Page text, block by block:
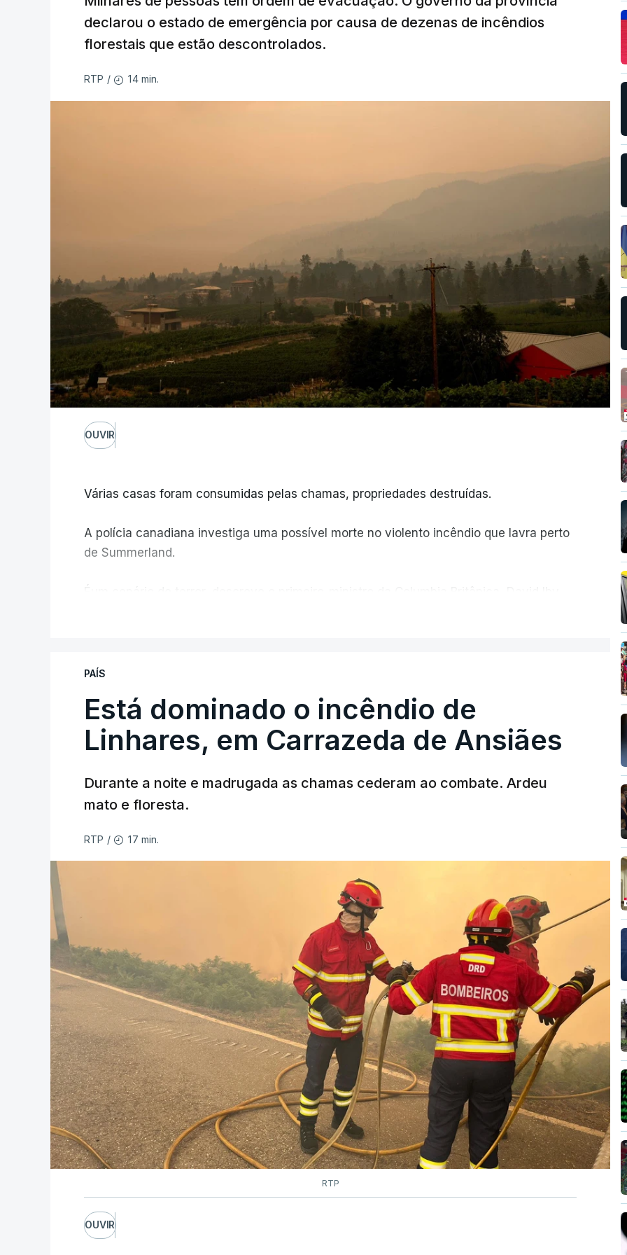
declarou o estado de emergência por causa de dezenas de incêndios
florestais que estão descontrolados.
RTP / 14 min.
OUVIR
Várias casas foram consumidas pelas chamas, propriedades destruídas.
A polícia canadiana investiga uma possível morte no violento incêndio que lavra perto
de Summerland.
ERRO
ERROR ON HTML5 MEDIA ELEMENT
ESTE CONTEÚDO ESTÁ NESTE MOMENTO INDISPONÍVEL
As autoridades canadianas estimam que vai levar dias ou semanas para controlar o
fogo. Mais de dois mil operacionais estão no terreno no combate às chamas.
PAÍS
Está dominado o incêndio de
Linhares, em Carrazeda de Ansiães
Durante a noite e madrugada as chamas cederam ao combate. Ardeu
mato e floresta.
RTP / 17 min.
RTP
OUVIR